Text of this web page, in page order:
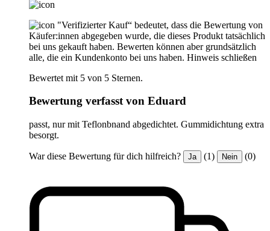
"Verifizierter Kauf“ bedeutet, dass die Bewertung von
Käufer:innen abgegeben wurde, die dieses Produkt tatsächlich
bei uns gekauft haben. Bewerten können aber grundsätzlich
alle, die ein Kundenkonto bei uns haben. Hinweis schließen
Bewertet mit 5 von 5 Sternen.
Bewertung verfasst von Eduard
passt, nur mit Teflonbnand abgedichtet. Gummidichtung extra
besorgt.
War diese Bewertung für dich hilfreich? Ja (1) Nein (0)